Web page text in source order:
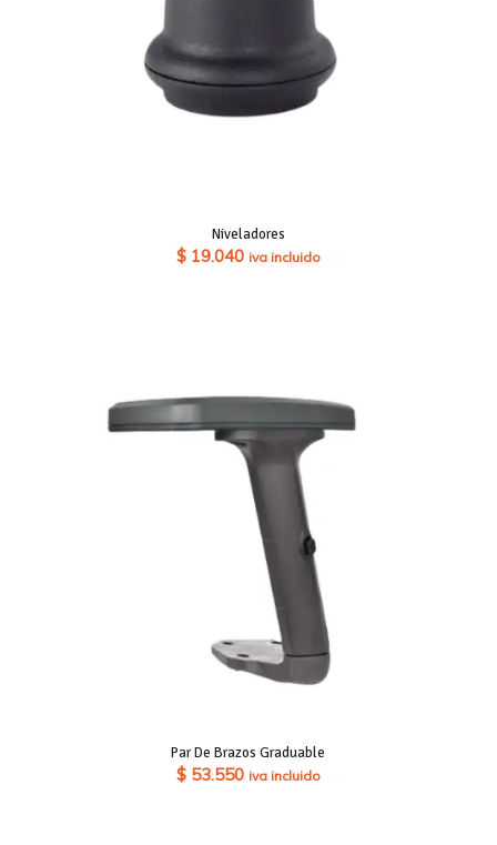
Niveladores
$19.040 iva incluido
Par De Brazos Graduable
$53.550 iva incluido